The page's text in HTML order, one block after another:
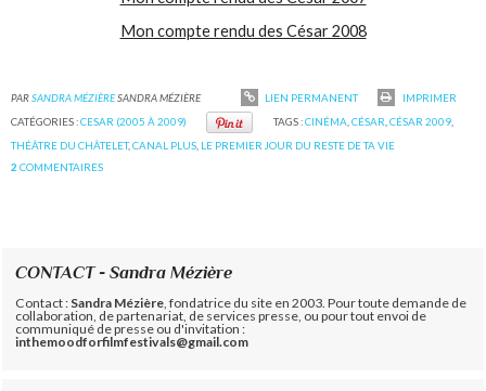
Mon compte rendu des César 2008
PARSANDRA MÉZIÈRESANDRA MÉZIÈRE LIEN PERMANENT
IMPRIMER
CATÉGORIES :CESAR (2005 À 2009) TAGS :CINÉMA CÉSAR CÉSAR 2009,
THÉÂTRE DU CHÂTELET,CANAL PLUS LE PREMIER JOUR DU RESTE DE TA VIE
2 COMMENTAIRES
CONTACT - Sandra Mézière
Contact : Sandra Mézière , fondatrice du site en 2003. Pour toute demande de
collaboration, de partenariat, de services presse, ou pour tout envoi de
communiqué de presse ou d'invitation :
inthemoodforfilmfestivals@gmail.com